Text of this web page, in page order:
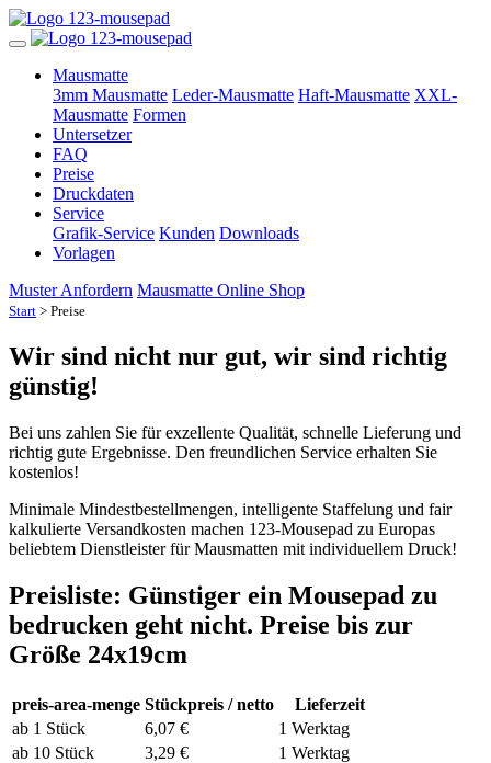
Mausmatte
3mm Mausmatte Leder-Mausmatte Haft-Mausmatte XXL-
Mausmatte Formen
Untersetzer
FAQ
Preise
Druckdaten
Service
Grafik-Service Kunden Downloads
Vorlagen
Muster Anfordern Mausmatte Online Shop
Start > Preise
Wir sind nicht nur gut, wir sind richtig
günstig!
Bei uns zahlen Sie für exzellente Qualität, schnelle Lieferung und
richtig gute Ergebnisse. Den freundlichen Service erhalten Sie
kostenlos!
Minimale Mindestbestellmengen, intelligente Staffelung und fair
kalkulierte Versandkosten machen 123-Mousepad zu Europas
beliebtem Dienstleister für Mausmatten mit individuellem Druck!
Preisliste: Günstiger ein Mousepad zu
bedrucken geht nicht. Preise bis zur
Größe 24x19cm
preis-area-menge Stückpreis / netto
Lieferzeit
ab 1 Stück
6,07 €
1 Werktag
ab 10 Stück
3,29 €
1 Werktag